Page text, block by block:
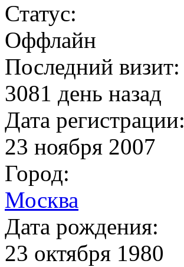
Статус:
Оффлайн
Последний визит:
3081 день назад
Дата регистрации:
23 ноября 2007
Город:
Москва
Дата рождения:
23 октября 1980